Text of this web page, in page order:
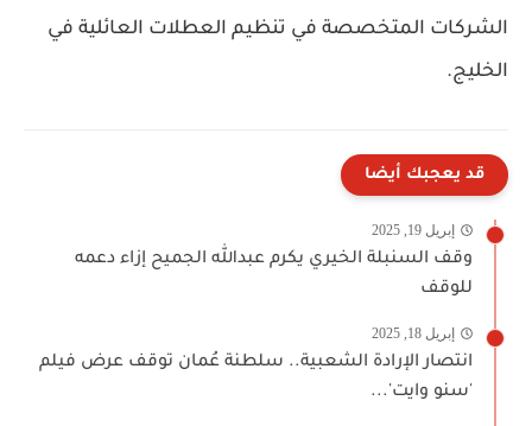
الشركات المتخصصة في تنظيم العطلات العائلية في
الخليج.
قد يعجبك أيضا
إبريل 19, 2025
وقف السنبلة الخيري يكرم عبدالله الجميح إزاء دعمه
للوقف
إبريل 18, 2025
انتصار الإرادة الشعبية.. سلطنة عُمان توقف عرض فيلم
'سنو وايت'...